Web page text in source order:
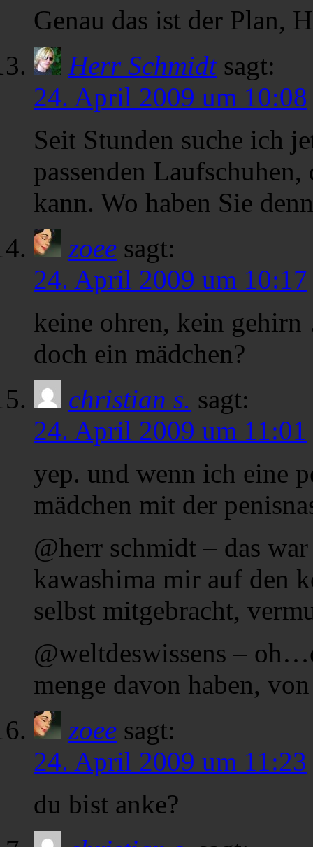
Genau das ist der Plan,
Herr Schmidt sagt:
24. April 2009 um 10:08
Seit Stunden suche ich
passenden
kann. Wo haben Sie
zoee sagt:
24. April 2009 um 10:17
keine ohren, kein
doch ein mädchen?
christian s. sagt:
24. April 2009 um 11:01
yep. und wenn ich eine
mädchen mit der
@herr schmidt – das
kawashima mir auf den
selbst mitgebracht,
@weltdeswissens –
menge davon haben,
zoee sagt:
24. April 2009 um 11:23
du bist anke?